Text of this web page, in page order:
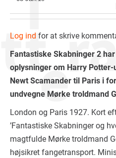
Log ind for at skrive
Fantastiske Skabninger 2
oplysninger om Harry
Newt Scamander til Paris i
undvegne Mørke troldmand
London og Paris 1927. Kort
’Fantastiske Skabninger og
magtfulde Mørke troldmand
højsikret fangetransport.